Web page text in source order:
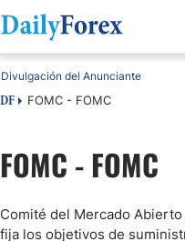
DF FOMC - FOMC
Divulgación del Anunciante
FOMC - FOMC
Comité del Mercado
fija los objetivos de